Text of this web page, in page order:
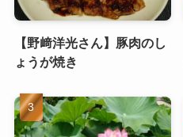
【野﨑洋光さん】豚肉のし
ょうが焼き